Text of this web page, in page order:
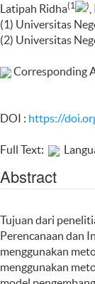
Latipah Ridha(1 )
(1) Universitas
(2) Universitas
Corresponding
DOI : https://
Full Text:
Abstract
Tujuan dari
Perencanaan dan
menggunakan
menggunakan